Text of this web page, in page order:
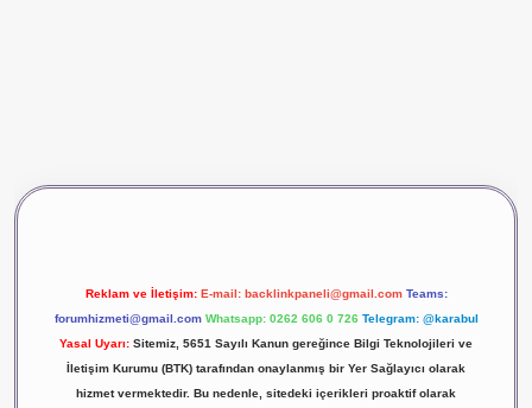
Reklam ve İletişim: E-mail: backlinkpaneli@gmail.com Teams:
forumhizmeti@gmail.com Whatsapp: 0262 606 0 726 Telegram: @karabul
Yasal Uyarı: Sitemiz, 5651 Sayılı Kanun gereğince Bilgi Teknolojileri ve
İletişim Kurumu (BTK) tarafından onaylanmış bir Yer Sağlayıcı olarak
hizmet vermektedir. Bu nedenle, sitedeki içerikleri proaktif olarak